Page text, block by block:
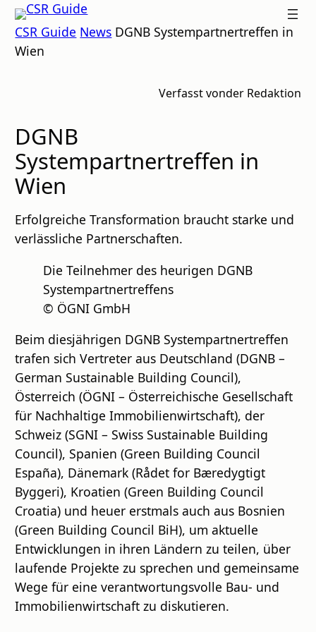
Zum
Inhalt
springen
CSR
GUIDE
CSR Guide News DGNB Systempartnertreffen in
Wien
Verfasst vonder Redaktion
DGNB
Systempartnertreffen in
Wien
Erfolgreiche Transformation braucht starke und
verlässliche Partnerschaften.
Die Teilnehmer des heurigen DGNB
Systempartnertreffens
© ÖGNI GmbH
Beim diesjährigen DGNB Systempartnertreffen
trafen sich Vertreter aus Deutschland (DGNB –
German Sustainable Building Council),
Österreich (ÖGNI – Österreichische Gesellschaft
für Nachhaltige Immobilienwirtschaft), der
Schweiz (SGNI – Swiss Sustainable Building
Council), Spanien (Green Building Council
España), Dänemark (Rådet for Bæredygtigt
Byggeri), Kroatien (Green Building Council
Croatia) und heuer erstmals auch aus Bosnien
(Green Building Council BiH), um aktuelle
Entwicklungen in ihren Ländern zu teilen, über
laufende Projekte zu sprechen und gemeinsame
Wege für eine verantwortungsvolle Bau- und
Immobilienwirtschaft zu diskutieren.